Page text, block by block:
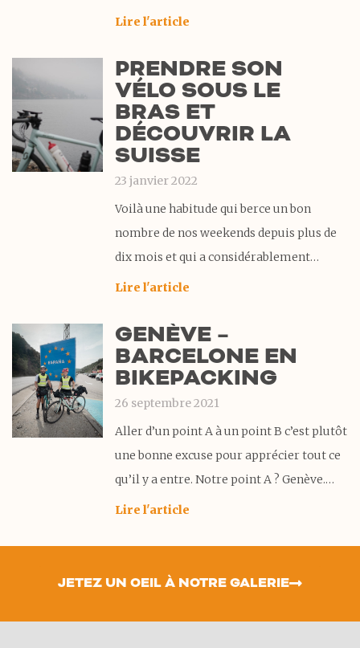
en Suisse et qu’on aime les grands
Grâce à une idée, quelques bons coups de
pédale et beaucoup de motivation. Il
Lire l'article
PRENDRE SON
VÉLO SOUS LE
BRAS ET
DÉCOUVRIR LA
SUISSE
23 janvier 2022
Voilà une habitude qui berce un bon
nombre de nos weekends depuis plus de
dix mois et qui a considérablement
agrandi notre terrain de jeu depuis que
routine bien orchestrée commence
souvent de nuit dans une ville qui se
réveille en douceur.
Lire l'article
GENÈVE –
BARCELONE EN
BIKEPACKING
26 septembre 2021
Aller d’un point A à un point B c’est plutôt
une bonne excuse pour apprécier tout ce
qu’il y a entre. Notre point A ? Genève.
Notre prétexte ? Barcelone. Entre les
Lire l'article
JETEZ UN OEIL À NOTRE GALERIE